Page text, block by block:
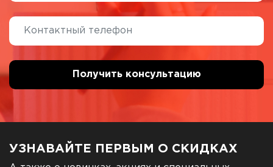
УЗНАВАЙТЕ ПЕРВЫМ О СКИДКАХ